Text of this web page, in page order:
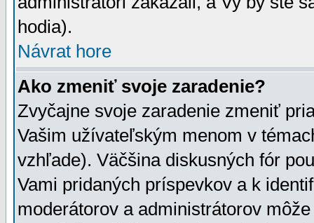
hodia).
Návrat hore
Ako zmeniť svoje zaradenie?
Zvyčajne svoje zaradenie zmeniť
Vašim užívateľským menom v
vzhľade). Väčšina diskusných fór
Vami pridaných príspevkov a k
moderátorov a administrátorov